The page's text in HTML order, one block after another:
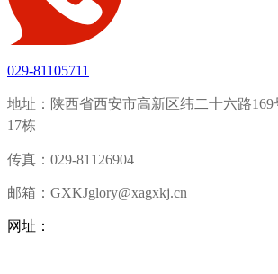
029-81105711
地址：陕西省西安市高新区纬二十六路
17栋
传真：029-81126904
邮箱：GXKJglory@xagxkj.cn
网址：